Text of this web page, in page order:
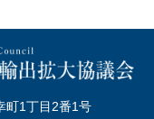
1丁目2番1号